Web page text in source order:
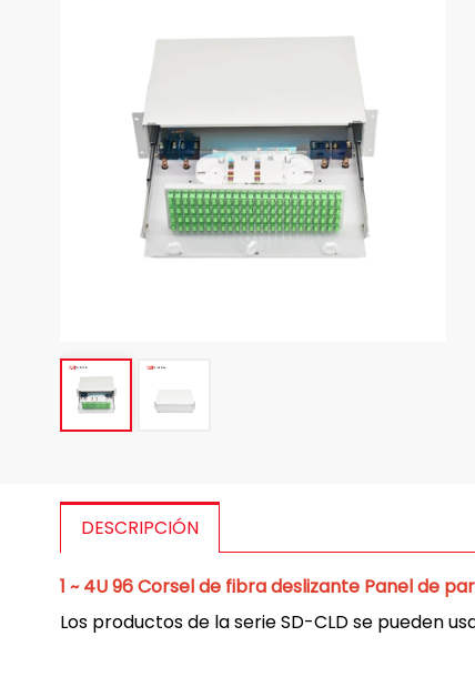
DESCRIPCIÓN
1 ~ 4U 96 Corsel de fibra deslizante Panel de
Los productos de la serie SD-CLD se pueden